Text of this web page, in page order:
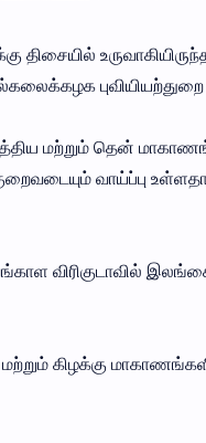
புவியியற்துறை
மற்றும் தென்
குறைவடையும் வாய்ப்பு
விரிகுடாவில்
கிழக்கு